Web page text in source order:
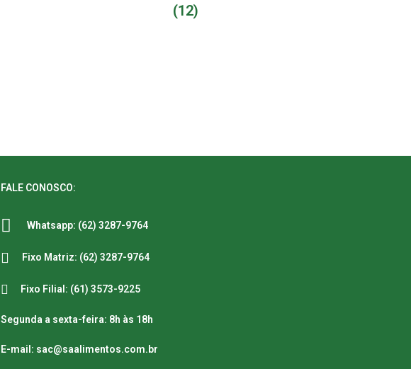
(12)
FALE CONOSCO:
Whatsapp: (62) 3287-9764
Fixo Matriz: (62) 3287-9764
Fixo Filial: (61) 3573-9225
Segunda a sexta-feira: 8h às 18h
E-mail: sac@saalimentos.com.br